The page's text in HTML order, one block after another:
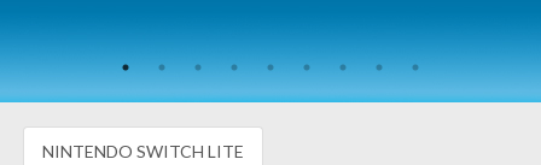
NINTENDO SWITCH LITE